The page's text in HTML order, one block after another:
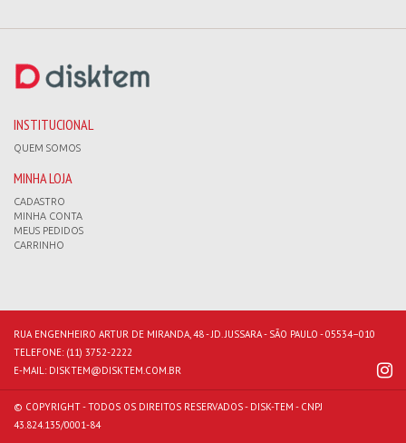
INSTITUCIONAL
QUEM SOMOS
MINHA LOJA
CADASTRO
MINHA CONTA
MEUS PEDIDOS
CARRINHO
RUA ENGENHEIRO ARTUR DE MIRANDA, 48 - JD. JUSSARA - SÃO PAULO - 05534–010
TELEFONE: (11) 3752-2222
E-MAIL: DISKTEM@DISKTEM.COM.BR
© COPYRIGHT - TODOS OS DIREITOS RESERVADOS - DISK-TEM - CNPJ
43.824.135/0001-84